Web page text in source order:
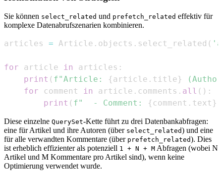
Sie können select_related und prefetch_related effektiv für
komplexe Datenabrufszenarien kombinieren.
articles = Article . objects . select_related (
for article in articles :
print ( f"Article: {article . title}
for comment in article . comments . all ( ) :
print ( f"  - Comment: { comment . text }
Diese einzelne QuerySet-Kette führt zu drei Datenbankabfragen:
eine für Artikel und ihre Autoren (über select_related) und eine
für alle verwandten Kommentare (über prefetch_related). Dies
ist erheblich effizienter als potenziell 1 + N + M Abfragen (wobei N
Artikel und M Kommentare pro Artikel sind), wenn keine
Optimierung verwendet wurde.